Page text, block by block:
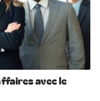
avec le